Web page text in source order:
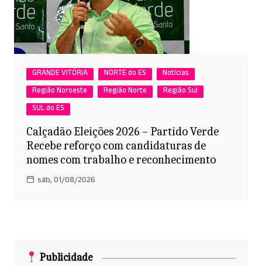
GRANDE VITÓRIA NORTE do ES
Notícias
Região Noroeste
Região Norte
Região Sul
SUL do ES
Calçadão Eleições 2026 – Partido Verde
Recebe reforço com candidaturas de
nomes com trabalho e reconhecimento
sáb, 01/08/2026
Publicidade